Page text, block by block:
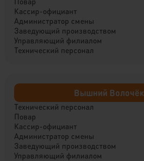
Кассир-официант
Администратор смены
Заведующий производством
Управляющий филиалом
Технический персонал
Вышний Волочёк
Технический персонал
Повар
Кассир-официант
Администратор смены
Заведующий производством
Управляющий филиалом